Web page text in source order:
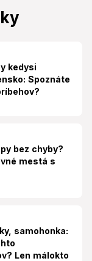
kedysi
Spoznáte
bez chyby?
mestá s
samohonka:
Len málokto